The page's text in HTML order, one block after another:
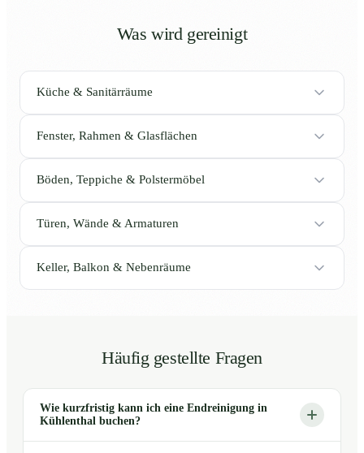
Was wird gereinigt
Küche & Sanitärräume
Fenster, Rahmen & Glasflächen
Böden, Teppiche & Polstermöbel
Türen, Wände & Armaturen
Keller, Balkon & Nebenräume
Häufig gestellte Fragen
Wie kurzfristig kann ich eine Endreinigung in
Kühlenthal buchen?